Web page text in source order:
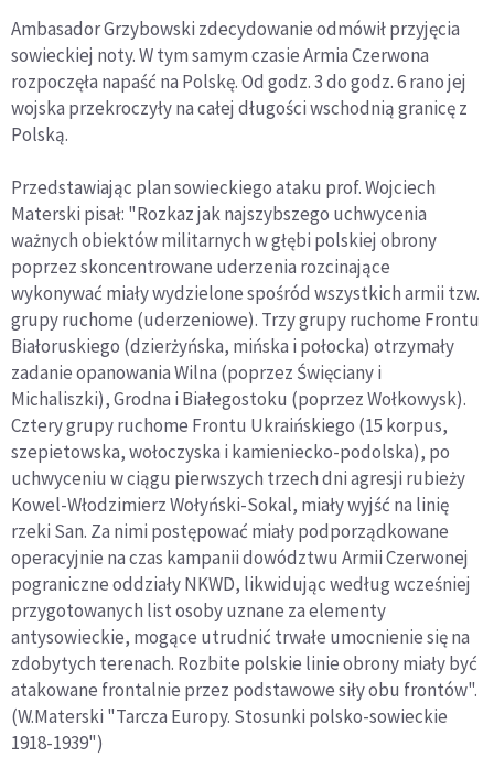
Ambasador Grzybowski zdecydowanie odmówił przyjęcia
sowieckiej noty. W tym samym czasie Armia Czerwona
rozpoczęła napaść na Polskę. Od godz. 3 do godz. 6 rano jej
wojska przekroczyły na całej długości wschodnią granicę z
Polską.
Przedstawiając plan sowieckiego ataku prof. Wojciech
Materski pisał: "Rozkaz jak najszybszego uchwycenia
ważnych obiektów militarnych w głębi polskiej obrony
poprzez skoncentrowane uderzenia rozcinające
wykonywać miały wydzielone spośród wszystkich armii tzw.
grupy ruchome (uderzeniowe). Trzy grupy ruchome Frontu
Białoruskiego (dzierżyńska, mińska i połocka) otrzymały
zadanie opanowania Wilna (poprzez Święciany i
Michaliszki), Grodna i Białegostoku (poprzez Wołkowysk).
Cztery grupy ruchome Frontu Ukraińskiego (15 korpus,
szepietowska, wołoczyska i kamieniecko-podolska), po
uchwyceniu w ciągu pierwszych trzech dni agresji rubieży
Kowel-Włodzimierz Wołyński-Sokal, miały wyjść na linię
rzeki San. Za nimi postępować miały podporządkowane
operacyjnie na czas kampanii dowództwu Armii Czerwonej
pograniczne oddziały NKWD, likwidując według wcześniej
przygotowanych list osoby uznane za elementy
antysowieckie, mogące utrudnić trwałe umocnienie się na
zdobytych terenach. Rozbite polskie linie obrony miały być
atakowane frontalnie przez podstawowe siły obu frontów".
(W.Materski "Tarcza Europy. Stosunki polsko-sowieckie
1918-1939")